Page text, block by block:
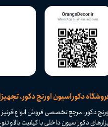
دکوراسیون اورنج دکور،
دکور، مرجع تخصصی فروش انواع